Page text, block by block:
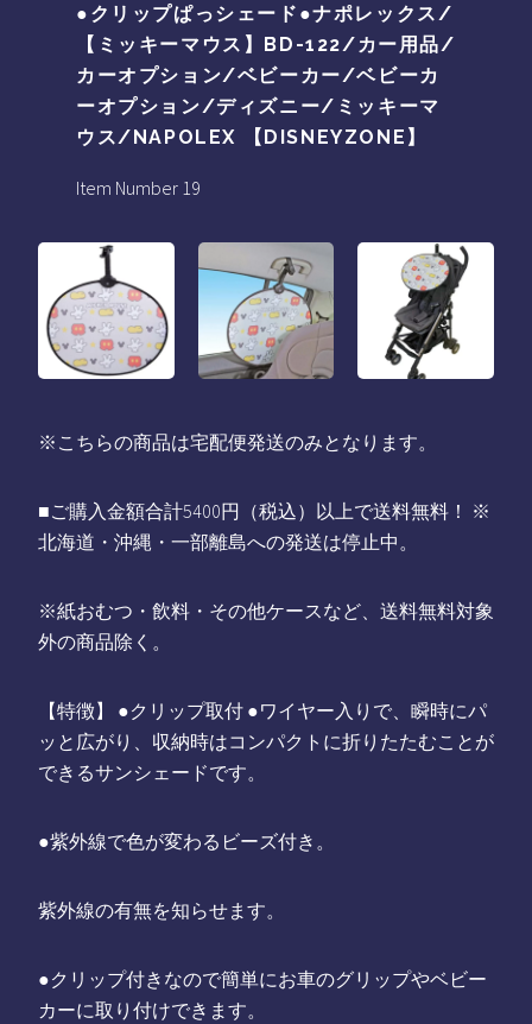
●クリップぱっシェード●ナポレックス/
【ミッキーマウス】BD-122/カー用品/
カーオプション/ベビーカー/ベビーカ
ーオプション/ディズニー/ミッキーマ
ウス/NAPOLEX 【DISNEYZONE】
Item Number 19
※こちらの商品は宅配便発送のみとなります。
■ご購入金額合計5400円（税込）以上で送料無料！ ※
北海道・沖縄・一部離島への発送は停止中。
※紙おむつ・飲料・その他ケースなど、送料無料対象
外の商品除く。
【特徴】 ●クリップ取付 ●ワイヤー入りで、瞬時にパ
ッと広がり、収納時はコンパクトに折りたたむことが
できるサンシェードです。
●紫外線で色が変わるビーズ付き。
紫外線の有無を知らせます。
●クリップ付きなので簡単にお車のグリップやベビー
カーに取り付けできます。